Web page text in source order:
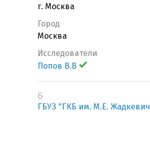
г. Москва
Город
Москва
Исследователи
Попов В.В
6
ГБУЗ "ГКБ им. М.Е.